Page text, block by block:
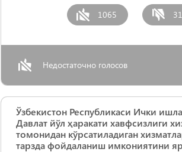
1065
Недостаточно голосов
Ўзбекистон Республикаси Ички
Давлат йўл ҳаракати хавфсизлиги
томонидан кўрсатиладиган
тарзда фойдаланиш имкониятини